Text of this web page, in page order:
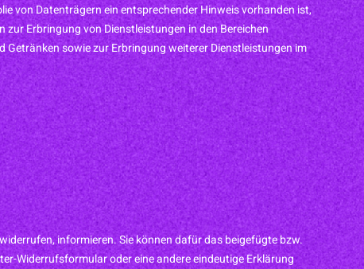
von Datenträgern ein entsprechender Hinweis vorhanden ist,
Erbringung von Dienstleistungen in den Bereichen
sowie zur Erbringung weiterer Dienstleistungen im
informieren. Sie können dafür das beigefügte bzw.
Widerrufsformular oder eine andere eindeutige Erklärung